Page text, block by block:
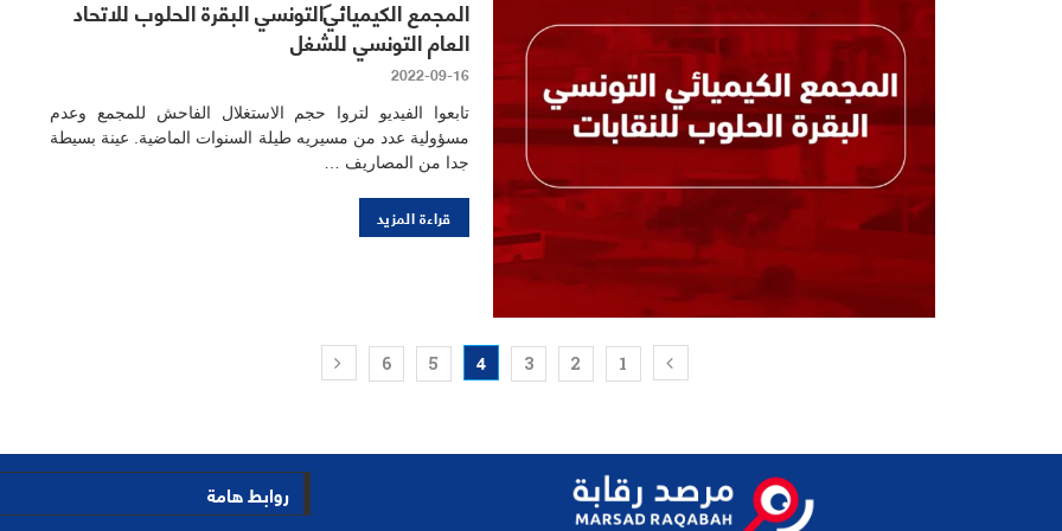
المجمع الكيميائي التونسي البقرة الحلوب للاتحاد
العام التونسي للشغل
2022-09-16
تابعوا الفيديو لتروا حجم الاستغلال الفاحش للمجمع وعدم
مسؤولية عدد من مسيريه طيلة السنوات الماضية. عينة بسيطة
جدا من المصاريف …
قراءة المزيد
1
2
3
4
5
6
روابط هامة